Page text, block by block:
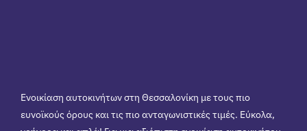
Ενοικίαση αυτοκινήτων στη Θεσσαλονίκη με τους πιο
ευνοϊκούς όρους και τις πιο ανταγωνιστικές τιμές. Εύκολα,